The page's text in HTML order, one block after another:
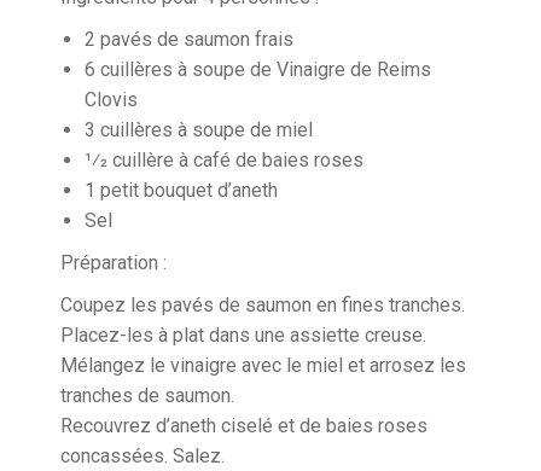
2 pavés de saumon frais
6 cuillères à soupe de Vinaigre de Reims
Clovis
3 cuillères à soupe de miel
1⁄2 cuillère à café de baies roses
1 petit bouquet d’aneth
Sel
Préparation :
Coupez les pavés de saumon en fines tranches.
Placez-les à plat dans une assiette creuse.
Mélangez le vinaigre avec le miel et arrosez les
tranches de saumon.
Recouvrez d’aneth ciselé et de baies roses
concassées. Salez.